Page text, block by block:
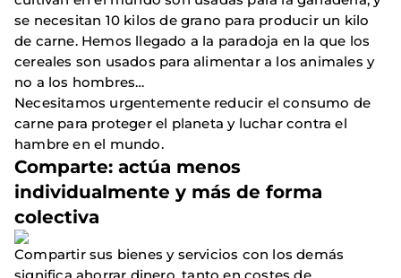
se necesitan 10 kilos de grano para producir un kilo
de carne. Hemos llegado a la paradoja en la que los
cereales son usados para alimentar a los animales y
no a los hombres…
Necesitamos urgentemente reducir el consumo de
carne para proteger el planeta y luchar contra el
hambre en el mundo.
Comparte: actúa menos
individualmente y más de forma
colectiva
Compartir sus bienes y servicios con los demás